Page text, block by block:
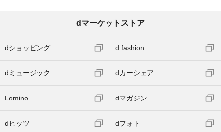
dマーケットストア
dショッピング d fashion
dミュージック dカーシェア
Lemino dマガジン
dヒッツ dフォト